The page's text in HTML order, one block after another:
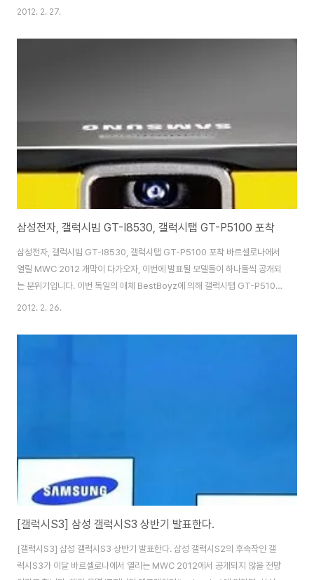
보입니다. 4개의 두뇌를 가진 쿼드코어 스마트폰이 MWC를 통해 세계 모바일
One X, 그리고 중국의 스마트폰 업체인 화웨이의 어센드 디큐(Ascend DQ)
2012. 2. 27.
삼성전자, 갤럭시빔 GT-I8530, 갤럭시탭 GT-P5100 포착
삼성전자, 갤럭시빔 GT-I8530, 갤럭시탭 GT-P5100 포착 바르셀로나에서
열릴 MWC 2012 개막이 다가오자, 이번에 발표될 모델들이 하나둘씩 공개되
는 분위기입니다. 이번 독일의 매체 BestBoyz에 의해 갤럭시탭 GT-P5100
과 갤럭시빔 2로 보이는 스마트폰이 함께 포착되었습니다. 갤럭시탭 GT-
치가 제공되고 고해상도가 탑재된 것으로 알려져 있습니다. 갤럭시빔(GT-
2012. 2. 26.
[갤럭시S3] 삼성 갤럭시S3 상반기 발표한다.
[갤럭시S3] 삼성 갤럭시S3 상반기 발표한다. 삼성 갤럭시S2의 후속작인 갤
럭시S3가 이달 바르셀로나에서 열리는 MWC 2012에서 공개되지 않을 전망